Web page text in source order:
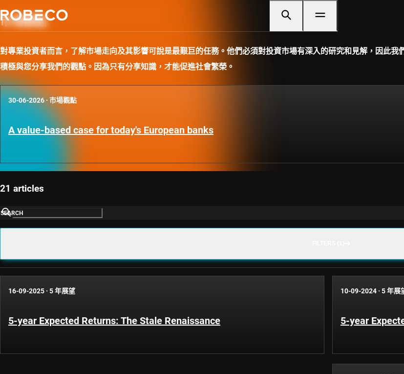
市場觀點
對專業投資者而言，了解市場走向及其影響可說是最艱巨的任務。他們必須對投資市場有深入的研究和見解，因此
積極與您分享我們的觀點。因為只有分享知識，才能促進社會繁榮。
30-06-2026·市場觀點
A value-based case for today's European banks
21 articles
SEARCH
16-09-2025 · 5 年展望
5-year Expected Returns: The Stale Renaissance
10-09-2024 · 5 年展
5-year